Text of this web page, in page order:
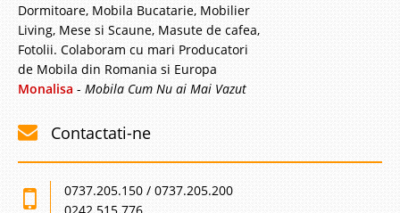
Dormitoare, Mobila Bucatarie, Mobilier
Living, Mese si Scaune, Masute de cafea,
Fotolii. Colaboram cu mari Producatori
de Mobila din Romania si Europa
Monalisa - Mobila Cum Nu ai Mai Vazut
Contactati-ne
0737.205.150 / 0737.205.200